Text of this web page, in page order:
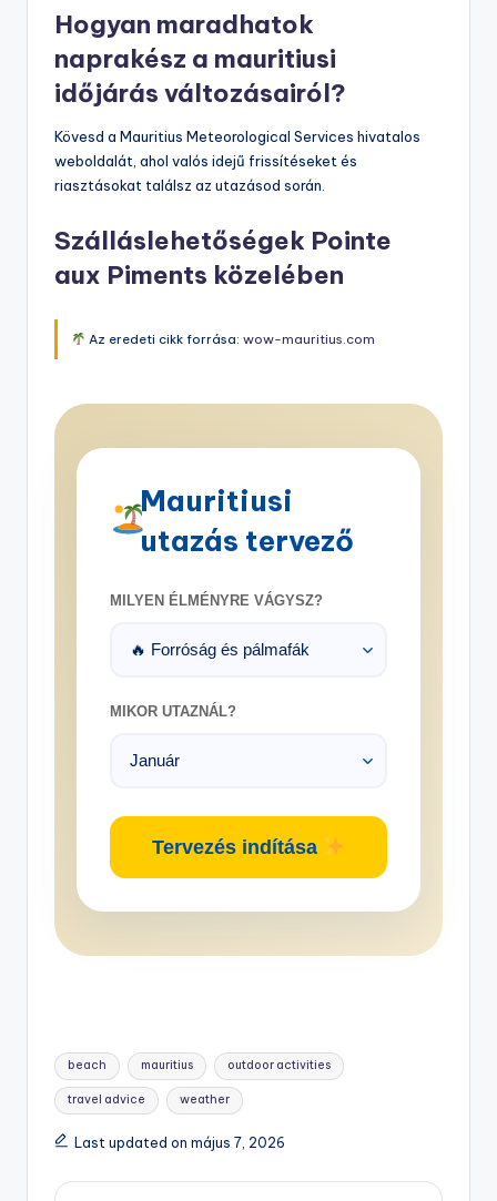
Hogyan maradhatok
naprakész a mauritiusi
időjárás változásairól?
Kövesd a Mauritius Meteorological Services hivatalos
weboldalát, ahol valós idejű frissítéseket és
riasztásokat találsz az utazásod során.
Szálláslehetőségek Pointe
aux Piments közelében
Az eredeti cikk forrása:wow-mauritius.com
Mauritiusi
utazás tervező
MILYEN ÉLMÉNYRE VÁGYSZ?
MIKOR UTAZNÁL?
Tervezés indítása
Tags:
beach mauritius outdoor activities
travel advice weather
Last updated on május 7, 2026